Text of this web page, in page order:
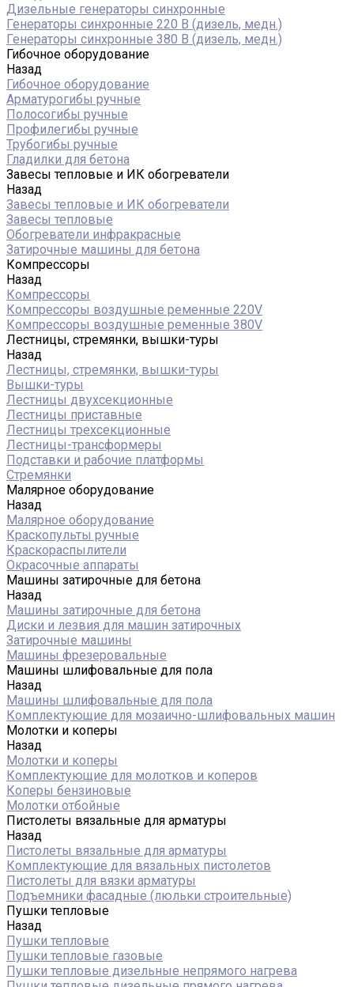
Дизельные генераторы синхронные
Генераторы синхронные 220 В (дизель, медн.)
Генераторы синхронные 380 В (дизель, медн.)
Гибочное оборудование
Назад
Гибочное оборудование
Арматурогибы ручные
Полосогибы ручные
Профилегибы ручные
Трубогибы ручные
Гладилки для бетона
Завесы тепловые и ИК обогреватели
Назад
Завесы тепловые и ИК обогреватели
Завесы тепловые
Обогреватели инфракрасные
Затирочные машины для бетона
Компрессоры
Назад
Компрессоры
Компрессоры воздушные ременные 220V
Компрессоры воздушные ременные 380V
Лестницы, стремянки, вышки-туры
Назад
Лестницы, стремянки, вышки-туры
Вышки-туры
Лестницы двухсекционные
Лестницы приставные
Лестницы трехсекционные
Лестницы-трансформеры
Подставки и рабочие платформы
Стремянки
Малярное оборудование
Назад
Малярное оборудование
Краскопульты ручные
Краскораспылители
Окрасочные аппараты
Машины затирочные для бетона
Назад
Машины затирочные для бетона
Диски и лезвия для машин затирочных
Затирочные машины
Машины фрезеровальные
Машины шлифовальные для пола
Назад
Машины шлифовальные для пола
Комплектующие для мозаично-шлифовальных машин
Молотки и коперы
Назад
Молотки и коперы
Комплектующие для молотков и коперов
Коперы бензиновые
Молотки отбойные
Пистолеты вязальные для арматуры
Назад
Пистолеты вязальные для арматуры
Комплектующие для вязальных пистолетов
Пистолеты для вязки арматуры
Подъемники фасадные (люльки строительные)
Пушки тепловые
Назад
Пушки тепловые
Пушки тепловые газовые
Пушки тепловые дизельные непрямого нагрева